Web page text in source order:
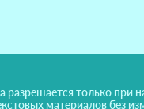
разрешается только при
материалов без